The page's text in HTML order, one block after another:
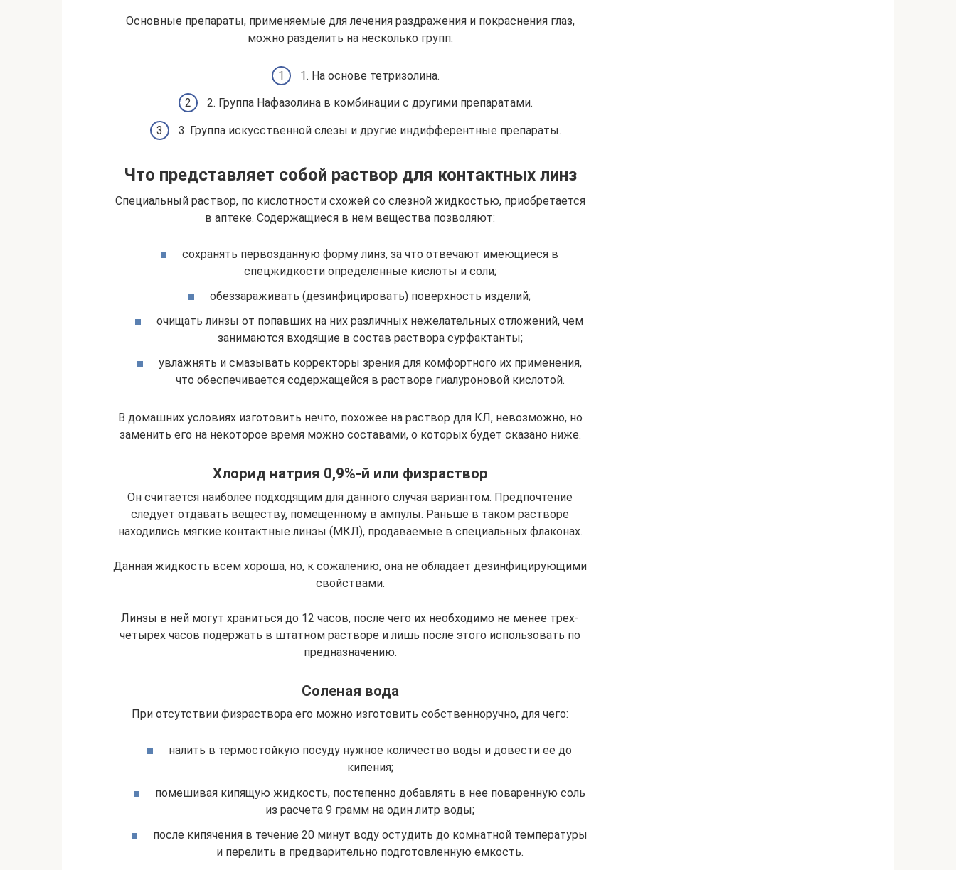
Основные препараты, применяемые для лечения раздражения и покраснения глаз,
можно разделить на несколько групп:
1. На основе тетризолина.
2. Группа Нафазолина в комбинации с другими препаратами.
3. Группа искусственной слезы и другие индифферентные препараты.
Что представляет собой раствор для контактных линз
Специальный раствор, по кислотности схожей со слезной жидкостью, приобретается
в аптеке. Содержащиеся в нем вещества позволяют:
сохранять первозданную форму линз, за что отвечают имеющиеся в
спецжидкости определенные кислоты и соли;
обеззараживать (дезинфицировать) поверхность изделий;
очищать линзы от попавших на них различных нежелательных отложений, чем
занимаются входящие в состав раствора сурфактанты;
увлажнять и смазывать корректоры зрения для комфортного их применения,
что обеспечивается содержащейся в растворе гиалуроновой кислотой.
В домашних условиях изготовить нечто, похожее на раствор для КЛ, невозможно, но
заменить его на некоторое время можно составами, о которых будет сказано ниже.
Хлорид натрия 0,9%-й или физраствор
Он считается наиболее подходящим для данного случая вариантом. Предпочтение
следует отдавать веществу, помещенному в ампулы. Раньше в таком растворе
находились мягкие контактные линзы (МКЛ), продаваемые в специальных флаконах.
Данная жидкость всем хороша, но, к сожалению, она не обладает дезинфицирующими
свойствами.
Линзы в ней могут храниться до 12 часов, после чего их необходимо не менее трех-
четырех часов подержать в штатном растворе и лишь после этого использовать по
предназначению.
Соленая вода
При отсутствии физраствора его можно изготовить собственноручно, для чего:
налить в термостойкую посуду нужное количество воды и довести ее до
кипения;
помешивая кипящую жидкость, постепенно добавлять в нее поваренную соль
из расчета 9 грамм на один литр воды;
после кипячения в течение 20 минут воду остудить до комнатной температуры
и перелить в предварительно подготовленную емкость.